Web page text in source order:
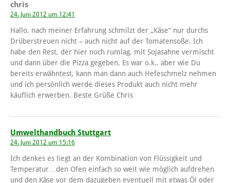
chris
24. Juni 2012 um 12:41
Hallo, nach meiner Erfahrung schmilzt der „Käse“ nur durchs
Drüberstreuen nicht – auch nicht auf der Tomatensoße. Ich
habe den Rest, der hier noch rumlag, mit Sojasahne vermischt
und dann über die Pizza gegeben. Es war o.k., aber wie Du
bereits erwähntest, kann man dann auch Hefeschmelz nehmen
und ich persönlich werde dieses Produkt auch nicht mehr
käuflich erwerben. Beste Grüße Chris
Umwelthandbuch Stuttgart
24. Juni 2012 um 15:16
Ich denkes es liegt an der Kombination von Flüssigkeit und
Temperatur…den Ofen einfach so weit wie möglich aufdrehen
und den Käse vor dem dazugeben eventuell mit etwas Öl oder